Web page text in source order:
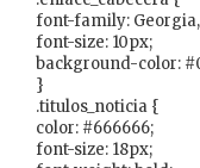
font-family:
font-size: 10px;
background-color:
}
.titulos_noticia {
color: #666666;
font-size: 18px;